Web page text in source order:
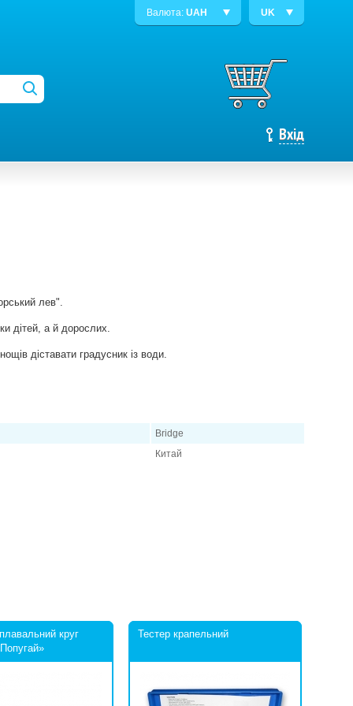
Валюта: UAH UK
Вхід
лев".
дітей, а й дорослих.
діставати градусник із води.
Bridge
Китай
круг
Тестер крапельний